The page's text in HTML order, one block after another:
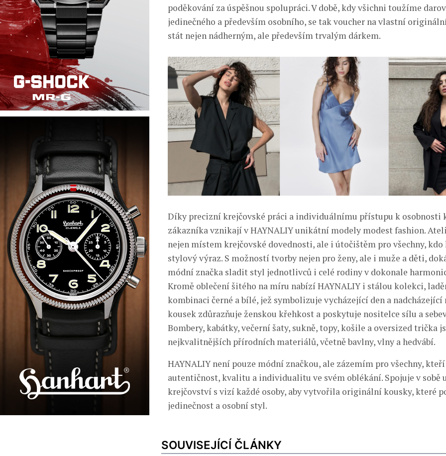
poděkování za úspěšnou spolupráci. V době, kdy všichni toužíme
jedinečného a především osobního, se tak voucher na vlastní originální
stát nejen nádherným, ale především trvalým dárkem.
Díky precizní krejčovské práci a individuálnímu přístupu k osobnosti
zákazníka vznikají v HAYNALIY unikátní modely modest fashion.
nejen místem krejčovské dovednosti, ale i útočištěm pro všechny, kdo
stylový výraz. S možností tvorby nejen pro ženy, ale i muže a děti,
módní značka sladit styl jednotlivců i celé rodiny v dokonale
Kromě oblečení šitého na míru nabízí HAYNALIY i stálou kolekci,
kombinaci černé a bílé, jež symbolizuje vycházející den a nadcházející
kousek zdůrazňuje ženskou křehkost a poskytuje nositelce sílu a
Bombery, kabátky, večerní šaty, sukně, topy, košile a oversized trička
nejkvalitnějších přírodních materiálů, včetně bavlny, vlny a hedvábí.
HAYNALIY není pouze módní značkou, ale zázemím pro všechny, kteří
autentičnost, kvalitu a individualitu ve svém oblékání. Spojuje v sobě
krejčovství s vizí každé osoby, aby vytvořila originální kousky, které
jedinečnost a osobní styl.
SOUVISEJÍCÍ ČLÁNKY